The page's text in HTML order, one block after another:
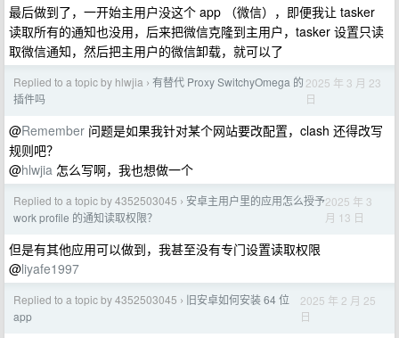
最后做到了，一开始主用户没这个 app （微信），即便我让 tasker
读取所有的通知也没用，后来把微信克隆到主用户，tasker 设置只读
取微信通知，然后把主用户的微信卸载，就可以了
Replied to a topic by hlwjia › 有替代 Proxy SwitchyOmega 的
插件吗
2025 年 3 月 23
日
@Remember 问题是如果我针对某个网站要改配置，clash 还得改写
规则吧？
@hlwjia 怎么写啊，我也想做一个
Replied to a topic by 4352503045 › 安卓主用户里的应用怎么授予
work profile 的通知读取权限？
2025 年 3
月 13 日
但是有其他应用可以做到，我甚至没有专门设置读取权限
@liyafe1997
Replied to a topic by 4352503045 › 旧安卓如何安装 64 位
app
2025 年 2 月 25
日